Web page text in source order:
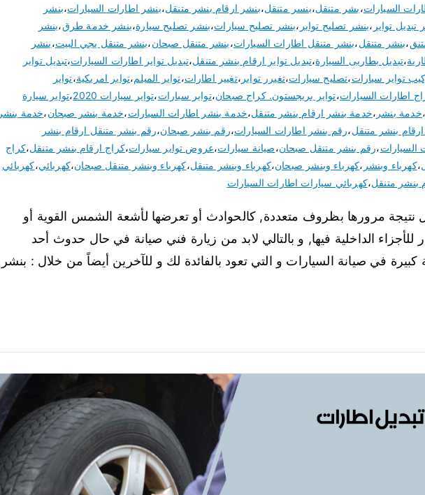
السيارات،بشر متنقل،بنسر متنقل،بنشر ارقام بنشر متنقل،بنشر اطارات السيارات،بنشر
تبديل تواير ،بنشر تصليح تواير ،بنشر تصليح سيارات،بنشر تصليح سيارة،بنشر خدمة طرق،بنشر
،بنشر متنقل،بنشر متنقل اطارات السيارات،بنشر متنقل صبحان،بنشر متنقل يجي البيت،بنشر
،تبديل بطاريى السيارة،تبديل تواير ارقام بنشر متنقل،تبديل تواير اطارات السيارات،تبديل تواير
تواير سيارات،تصليح سيارات،تغيرر تواير ،تغيير اطارات،تواير الميلم،تواير امريكية،تواير
اطارات السيارات،تواير بريجستون. كراج صبحان،تواير سيارات،تواير سيارات 2020 ،تواير سيارة
،خدمة بنشر ،خدمة بنشر ارقام بنشر متنقل،خدمة بنشر اطارات السيارات،خدمة بنشر صبحان،خدمة بنشر
بنشر متنقل،رقم بنشر اطارات السيارات،رقم بنشر صبحان،رقم بنشر متنقل ارقام بنشر
السيارات،رقم بنشر متنقل صبحان،صيانة سيارات،عروض تواير سيارات،كراج ارقام بنشر متنقل،كراج
،كهرباء وبنشر ،كهرباء وبنشر صبحان،كهرباء وبنشر متنقل،كهرباء وبنشر متنقل صبحان،كهربائي،كهربائي
بنشر متنقل،كهربائي سيارات اطارات السيارات
نتيجة مرورها بظروف متعددة, كالحوادث أو تعرضها لأشعة الشمس القوية أو
للأجزاء الداخلية فيها, و بالتالي لابد من زيارة فني صيانة في حال حدوث أحد
كبيرة في صيانة السيارات و التي تعود بالفائدة لك و للآخرين أيضاً من خلال : بنشر